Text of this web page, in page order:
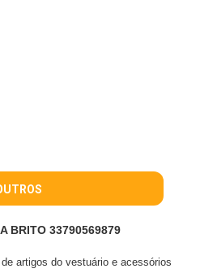
BRITO 33790569879
artigos do vestuário e acessórios